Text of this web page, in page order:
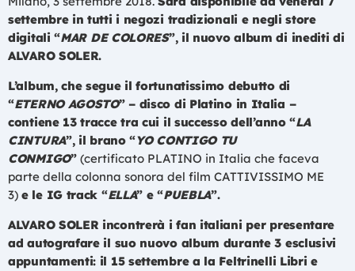
settembre in tutti i negozi tradizionali e negli store
digitali “MAR DE COLORES”, il nuovo album di inediti di
ALVARO SOLER.
L’album, che segue il fortunatissimo debutto di
“ETERNO AGOSTO” – disco di Platino in Italia –
contiene 13 tracce tra cui il successo dell’anno “LA
CINTURA”, il brano “YO CONTIGO TU
CONMIGO”(certificato PLATINO in Italia che faceva
parte della colonna sonora del film CATTIVISSIMO ME
3) e le IG track “ELLA” e “PUEBLA”.
ALVARO SOLER incontrerà i fan italiani per presentare
ad autografare il suo nuovo album durante 3 esclusivi
appuntamenti: il 15 settembre a la Feltrinelli Libri e